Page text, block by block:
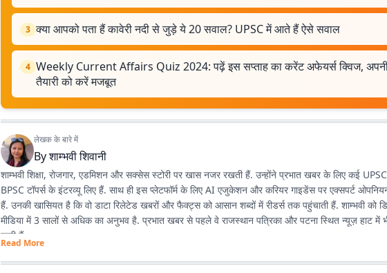
3 क्या आपको पता हैं कावेरी नदी से जुड़े ये 20 सवाल? UPSC में आते हैं ऐसे सवाल
4 Weekly Current Affairs Quiz 2024: पढ़ें इस सप्ताह का करेंट अफेयर्स क्विज,
तैयारी को करें मजबूत
लेखक के बारे में
Byशाम्भवी शिवानी
शाम्भवी शिक्षा, रोजगार, एडमिशन और सक्सेस स्टोरी पर खास नजर रखती हैं. उन्होंने प्रभात खबर के लिए कई
BPSC टॉपर्स के इंटरव्यू लिए हैं. साथ ही इस प्लेटफॉर्म के लिए AI एजुकेशन और करियर गाइडेंस पर एक्सपर्ट
हैं. उनकी खासियत है कि वो डाटा रिलेटेड खबरों और फैक्ट्स को आसान शब्दों में रीडर्स तक पहुंचाती हैं. शाम्भवी को
मीडिया में 3 सालों से अधिक का अनुभव है. प्रभात खबर से पहले वे राजस्थान पत्रिका और पटना स्थित न्यूज़ हाट में
चुकी हैं.
Read More